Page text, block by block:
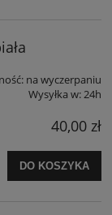
na wyczerpaniu
Wysyłka w: 24h
40,00 zł
DO KOSZYKA